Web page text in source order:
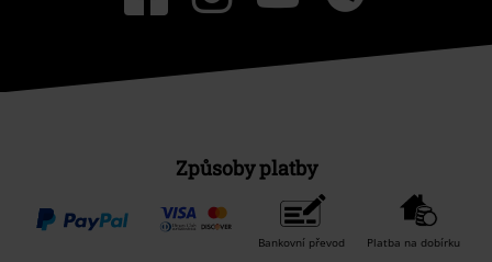
Způsoby platby
Bankovní převod Platba na dobírku